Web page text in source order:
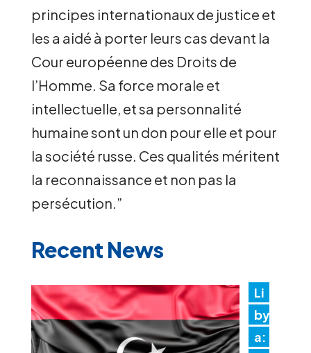
principes internationaux de justice et
les a aidé à porter leurs cas devant la
Cour européenne des Droits de
l’Homme. Sa force morale et
intellectuelle, et sa personnalité
humaine sont un don pour elle et pour
la société russe. Ces qualités méritent
la reconnaissance et non pas la
persécution.”
Recent News
Li
by
a: